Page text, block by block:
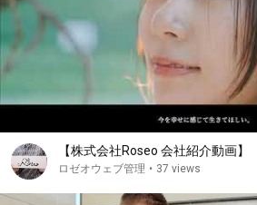
【株式会社Roseo 会社紹介動画】
ロゼオウェブ管理 • 37 views